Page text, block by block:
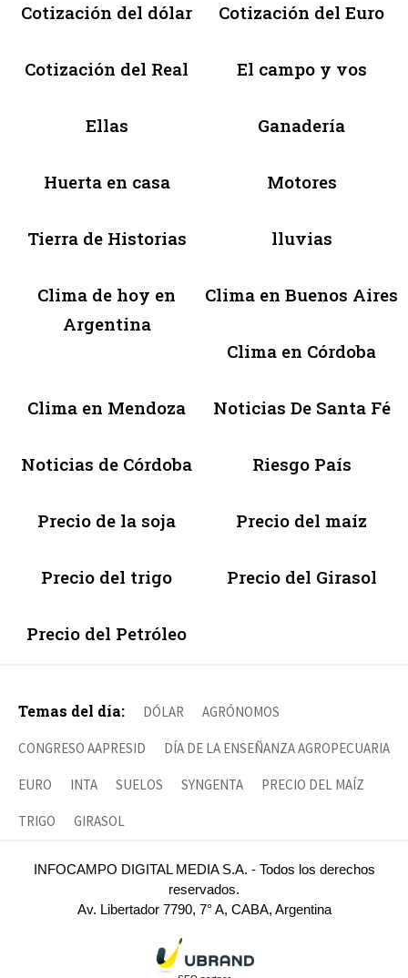
Cotización del dólar Cotización del Euro
Cotización del Real El campo y vos
Ellas Ganadería
Huerta en casa Motores
Tierra de Historias lluvias
Clima de hoy en
Argentina
Clima en Buenos Aires
Clima en Córdoba
Clima en Mendoza Noticias De Santa Fé
Noticias de Córdoba Riesgo País
Precio de la soja Precio del maíz
Precio del trigo Precio del Girasol
Precio del Petróleo
Temas del día: DÓLAR AGRÓNOMOS
CONGRESO AAPRESID DÍA DE LA ENSEÑANZA AGROPECUARIA
EURO INTA SUELOS SYNGENTA PRECIO DEL MAÍZ
TRIGO GIRASOL
INFOCAMPO DIGITAL MEDIA S.A. - Todos los derechos
reservados.
Av. Libertador 7790, 7° A, CABA, Argentina